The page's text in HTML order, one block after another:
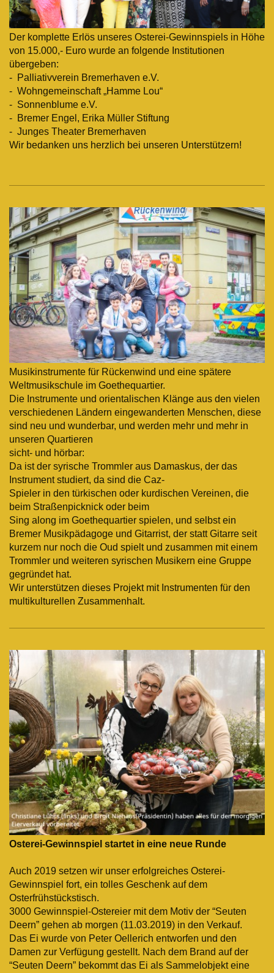
Der komplette Erlös unseres Osterei-Gewinnspiels in Höhe
von 15.000,- Euro wurde an folgende Institutionen
übergeben:
- Palliativverein Bremerhaven e.V.
- Wohngemeinschaft „Hamme Lou“
- Sonnenblume e.V.
- Bremer Engel, Erika Müller Stiftung
- Junges Theater Bremerhaven
Wir bedanken uns herzlich bei unseren Unterstützern!
Musikinstrumente für Rückenwind und eine spätere
Weltmusikschule im Goethequartier.
Die Instrumente und orientalischen Klänge aus den vielen
verschiedenen Ländern eingewanderten Menschen, diese
sind neu und wunderbar, und werden mehr und mehr in
unseren Quartieren
sicht- und hörbar:
Da ist der syrische Trommler aus Damaskus, der das
Instrument studiert, da sind die Caz-
Spieler in den türkischen oder kurdischen Vereinen, die
beim Straßenpicknick oder beim
Sing along im Goethequartier spielen, und selbst ein
Bremer Musikpädagoge und Gitarrist, der statt Gitarre seit
kurzem nur noch die Oud spielt und zusammen mit einem
Trommler und weiteren syrischen Musikern eine Gruppe
gegründet hat.
Wir unterstützen dieses Projekt mit Instrumenten für den
multikulturellen Zusammenhalt.
Osterei-Gewinnspiel startet in eine neue Runde
Auch 2019 setzen wir unser erfolgreiches Osterei-
Gewinnspiel fort, ein tolles Geschenk auf dem
Osterfrühstückstisch.
3000 Gewinnspiel-Ostereier mit dem Motiv der “Seuten
Deern” gehen ab morgen (11.03.2019) in den Verkauf.
Das Ei wurde von Peter Oellerich entworfen und den
Damen zur Verfügung gestellt. Nach dem Brand auf der
“Seuten Deern” bekommt das Ei als Sammelobjekt eine